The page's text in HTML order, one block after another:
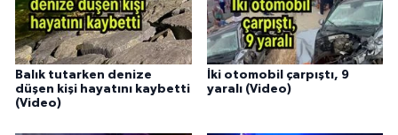
Balık tutarken denize
düşen kişi hayatını kaybetti
(Video)
İki otomobil çarpıştı, 9
yaralı (Video)